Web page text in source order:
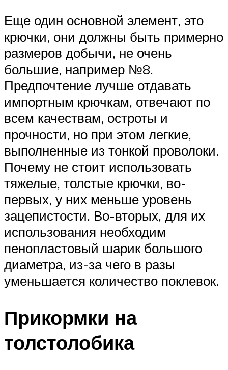
Еще один основной элемент, это
крючки, они должны быть примерно
размеров добычи, не очень
большие, например №8.
Предпочтение лучше отдавать
импортным крючкам, отвечают по
всем качествам, остроты и
прочности, но при этом легкие,
выполненные из тонкой проволоки.
Почему не стоит использовать
тяжелые, толстые крючки, во-
первых, у них меньше уровень
зацепистости. Во-вторых, для их
использования необходим
пенопластовый шарик большого
диаметра, из-за чего в разы
уменьшается количество поклевок.
Прикормки на
толстолобика